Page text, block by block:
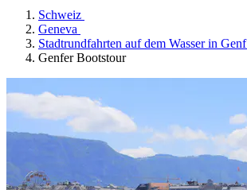
Schweiz
Geneva
Stadtrundfahrten auf dem Wasser in Genf
Genfer Bootstour